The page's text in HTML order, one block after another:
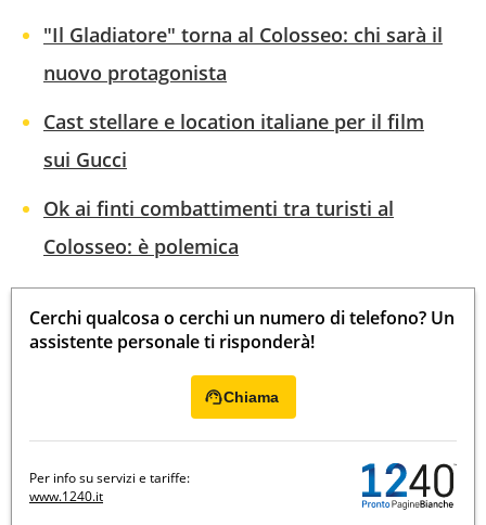
"Il Gladiatore" torna al Colosseo: chi sarà il
nuovo protagonista
Cast stellare e location italiane per il film
sui Gucci
Ok ai finti combattimenti tra turisti al
Colosseo: è polemica
Cerchi qualcosa o cerchi un numero di telefono? Un
assistente personale ti risponderà!
Chiama
Per info su servizi e tariffe:
www.1240.it